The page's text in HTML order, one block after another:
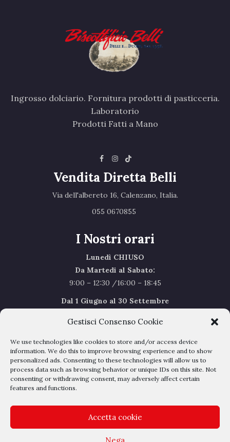
Gestisci Consenso Cookie
We use technologies like cookies to store and/or access device
information. We do this to improve browsing experience and to show
personalized ads. Consenting to these technologies will allow us to
process data such as browsing behavior or unique IDs on this site. Not
consenting or withdrawing consent, may adversely affect certain
features and functions.
Accetta cookie
Nega
Ingrosso dolciario. Fornitura prodotti di pasticceria.
Laboratorio
Prodotti Fatti a Mano
Vendita Diretta Belli
Via dell'albereto 16, Calenzano, Italia.‎
055 0670855 ‎
I Nostri orari
Lunedì CHIUSO
Da Martedi al Sabato:
9:00 – 12:30 /16:00 – 18:45
Dal 1 Giugno al 30 Settembre
Sabato Agosto Chiusi
I chiusi per Ferie dal 1 al 24Agosto
Privacy Policy–Cookie Policy